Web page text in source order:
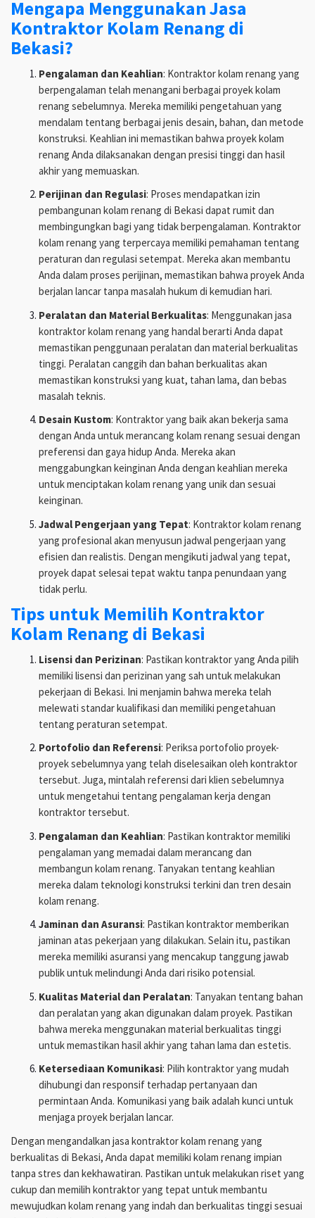
Mengapa Menggunakan Jasa
Kontraktor Kolam Renang di
Bekasi?
Pengalaman dan Keahlian: Kontraktor kolam renang yang
berpengalaman telah menangani berbagai proyek kolam
renang sebelumnya. Mereka memiliki pengetahuan yang
mendalam tentang berbagai jenis desain, bahan, dan metode
konstruksi. Keahlian ini memastikan bahwa proyek kolam
renang Anda dilaksanakan dengan presisi tinggi dan hasil
akhir yang memuaskan.
Perijinan dan Regulasi: Proses mendapatkan izin
pembangunan kolam renang di Bekasi dapat rumit dan
membingungkan bagi yang tidak berpengalaman. Kontraktor
kolam renang yang terpercaya memiliki pemahaman tentang
peraturan dan regulasi setempat. Mereka akan membantu
Anda dalam proses perijinan, memastikan bahwa proyek Anda
berjalan lancar tanpa masalah hukum di kemudian hari.
Peralatan dan Material Berkualitas: Menggunakan jasa
kontraktor kolam renang yang handal berarti Anda dapat
memastikan penggunaan peralatan dan material berkualitas
tinggi. Peralatan canggih dan bahan berkualitas akan
memastikan konstruksi yang kuat, tahan lama, dan bebas
masalah teknis.
Desain Kustom: Kontraktor yang baik akan bekerja sama
dengan Anda untuk merancang kolam renang sesuai dengan
preferensi dan gaya hidup Anda. Mereka akan
menggabungkan keinginan Anda dengan keahlian mereka
untuk menciptakan kolam renang yang unik dan sesuai
keinginan.
Jadwal Pengerjaan yang Tepat: Kontraktor kolam renang
yang profesional akan menyusun jadwal pengerjaan yang
efisien dan realistis. Dengan mengikuti jadwal yang tepat,
proyek dapat selesai tepat waktu tanpa penundaan yang
tidak perlu.
Tips untuk Memilih Kontraktor
Kolam Renang di Bekasi
Lisensi dan Perizinan: Pastikan kontraktor yang Anda pilih
memiliki lisensi dan perizinan yang sah untuk melakukan
pekerjaan di Bekasi. Ini menjamin bahwa mereka telah
melewati standar kualifikasi dan memiliki pengetahuan
tentang peraturan setempat.
Portofolio dan Referensi: Periksa portofolio proyek-
proyek sebelumnya yang telah diselesaikan oleh kontraktor
tersebut. Juga, mintalah referensi dari klien sebelumnya
untuk mengetahui tentang pengalaman kerja dengan
kontraktor tersebut.
Pengalaman dan Keahlian: Pastikan kontraktor memiliki
pengalaman yang memadai dalam merancang dan
membangun kolam renang. Tanyakan tentang keahlian
mereka dalam teknologi konstruksi terkini dan tren desain
kolam renang.
Jaminan dan Asuransi: Pastikan kontraktor memberikan
jaminan atas pekerjaan yang dilakukan. Selain itu, pastikan
mereka memiliki asuransi yang mencakup tanggung jawab
publik untuk melindungi Anda dari risiko potensial.
Kualitas Material dan Peralatan: Tanyakan tentang bahan
dan peralatan yang akan digunakan dalam proyek. Pastikan
bahwa mereka menggunakan material berkualitas tinggi
untuk memastikan hasil akhir yang tahan lama dan estetis.
Ketersediaan Komunikasi: Pilih kontraktor yang mudah
dihubungi dan responsif terhadap pertanyaan dan
permintaan Anda. Komunikasi yang baik adalah kunci untuk
menjaga proyek berjalan lancar.
Dengan mengandalkan jasa kontraktor kolam renang yang
berkualitas di Bekasi, Anda dapat memiliki kolam renang impian
tanpa stres dan kekhawatiran. Pastikan untuk melakukan riset yang
cukup dan memilih kontraktor yang tepat untuk membantu
mewujudkan kolam renang yang indah dan berkualitas tinggi sesuai